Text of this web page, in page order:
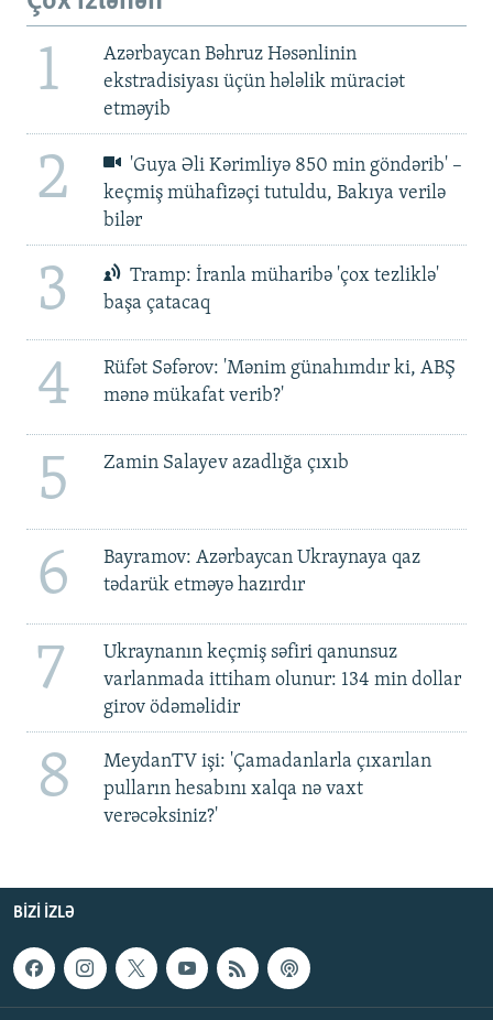
1
Azərbaycan Bəhruz Həsənlinin
ekstradisiyası üçün hələlik müraciət
etməyib
2
'Guya Əli Kərimliyə 850 min göndərib' –
keçmiş mühafizəçi tutuldu, Bakıya verilə
bilər
3
Tramp: İranla müharibə 'çox tezliklə'
başa çatacaq
4
Rüfət Səfərov: 'Mənim günahımdır ki, ABŞ
mənə mükafat verib?'
5 Zamin Salayev azadlığa çıxıb
6
Bayramov: Azərbaycan Ukraynaya qaz
tədarük etməyə hazırdır
7
Ukraynanın keçmiş səfiri qanunsuz
varlanmada ittiham olunur: 134 min dollar
girov ödəməlidir
8
MeydanTV işi: 'Çamadanlarla çıxarılan
pulların hesabını xalqa nə vaxt
verəcəksiniz?'
BIZI IZLƏ